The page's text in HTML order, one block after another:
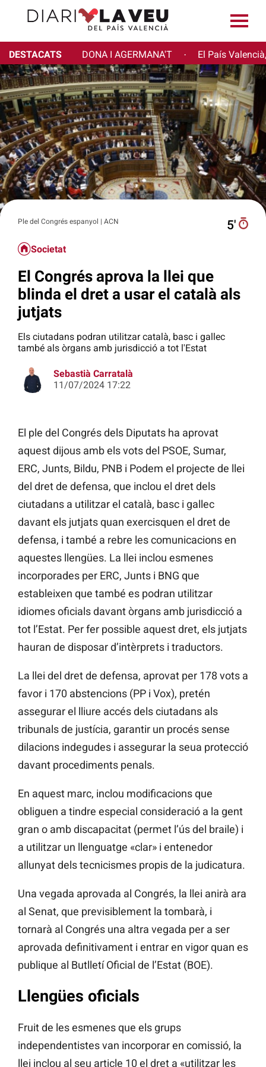
DESTACATS DONA I AGERMANA'T · El País
Ple del Congrés espanyol | ACN 5′
Societat
El Congrés aprova la llei que
blinda el dret a usar el català als
jutjats
Els ciutadans podran utilitzar català, basc i gallec
també als òrgans amb jurisdicció a tot l'Estat
Sebastià Carratalà
11/07/2024 17:22
El ple del Congrés dels Diputats ha aprovat
aquest dijous amb els vots del PSOE, Sumar,
ERC, Junts, Bildu, PNB i Podem el projecte de llei
del dret de defensa, que inclou el dret dels
ciutadans a utilitzar el català, basc i gallec
davant els jutjats quan exercisquen el dret de
defensa, i també a rebre les comunicacions en
aquestes llengües. La llei inclou esmenes
incorporades per ERC, Junts i BNG que
estableixen que també es podran utilitzar
idiomes oficials davant òrgans amb jurisdicció a
tot l’Estat. Per fer possible aquest dret, els jutjats
hauran de disposar d’intèrprets i traductors.
La llei del dret de defensa, aprovat per 178 vots a
favor i 170 abstencions (PP i Vox), pretén
assegurar el lliure accés dels ciutadans als
tribunals de justícia, garantir un procés sense
dilacions indegudes i assegurar la seua protecció
davant procediments penals.
En aquest marc, inclou modificacions que
obliguen a tindre especial consideració a la gent
gran o amb discapacitat (permet l’ús del braile) i
a utilitzar un llenguatge «clar» i entenedor
allunyat dels tecnicismes propis de la judicatura.
Una vegada aprovada al Congrés, la llei anirà ara
al Senat, que previsiblement la tombarà, i
tornarà al Congrés una altra vegada per a ser
aprovada definitivament i entrar en vigor quan es
publique al Butlletí Oficial de l’Estat (BOE).
Llengües oficials
Fruit de les esmenes que els grups
independentistes van incorporar en comissió, la
llei inclou al seu article 10 el dret a «utilitzar les